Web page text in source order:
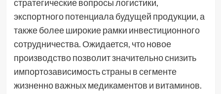
стратегические вопросы логистики,
экспортного потенциала будущей продукции, а
также более широкие рамки инвестиционного
сотрудничества. Ожидается, что новое
производство позволит значительно снизить
импортозависимость страны в сегменте
жизненно важных медикаментов и витаминов.